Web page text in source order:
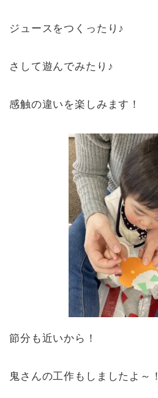
ジュースをつくったり♪
さして遊んでみたり♪
感触の違いを楽しみます！
節分も近いから！
鬼さんの工作もしましたよ～！